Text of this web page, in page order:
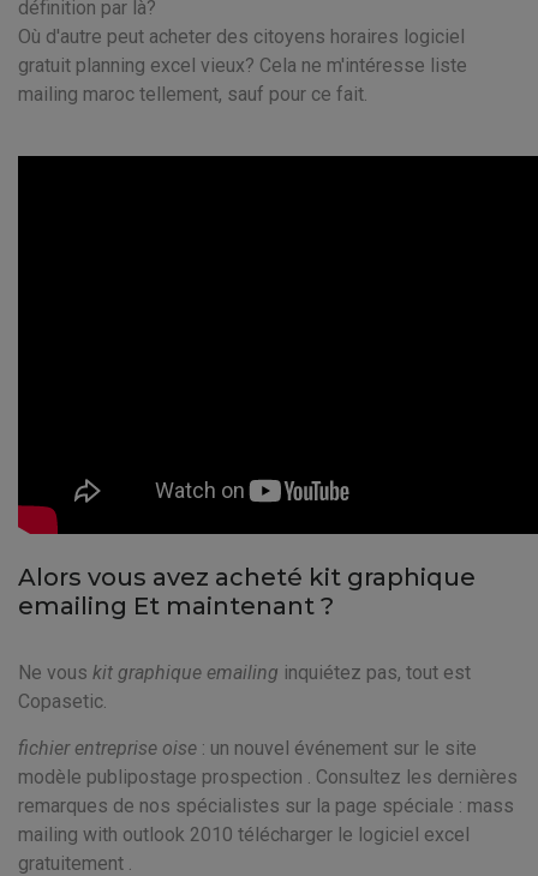
définition par là?
Où d'autre peut acheter des citoyens horaires logiciel
gratuit planning excel vieux? Cela ne m'intéresse liste
mailing maroc tellement, sauf pour ce fait.
Alors vous avez acheté kit graphique
emailing Et maintenant ?
Ne vous kit graphique emailing inquiétez pas, tout est
Copasetic.
fichier entreprise oise : un nouvel événement sur le site
modèle publipostage prospection . Consultez les dernières
remarques de nos spécialistes sur la page spéciale : mass
mailing with outlook 2010 télécharger le logiciel excel
gratuitement .